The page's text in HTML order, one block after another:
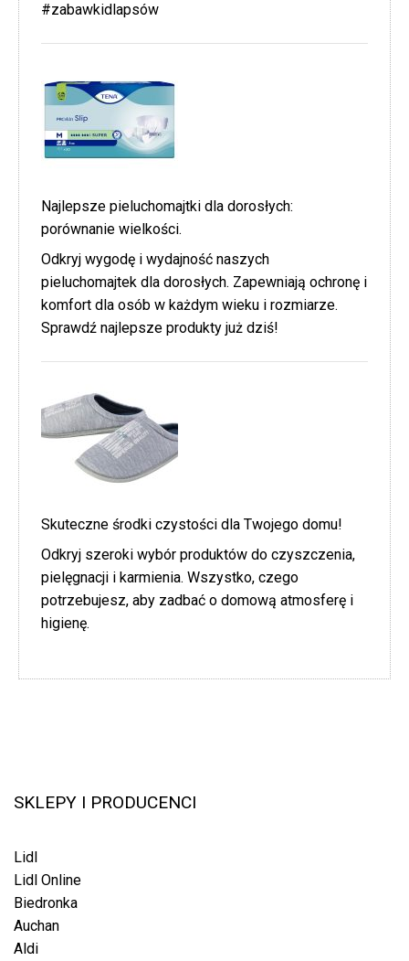
#zabawkidlapsów
Najlepsze pieluchomajtki dla dorosłych:
porównanie wielkości.
Odkryj wygodę i wydajność naszych
pieluchomajtek dla dorosłych. Zapewniają ochronę i
komfort dla osób w każdym wieku i rozmiarze.
Sprawdź najlepsze produkty już dziś!
Skuteczne środki czystości dla Twojego domu!
Odkryj szeroki wybór produktów do czyszczenia,
pielęgnacji i karmienia. Wszystko, czego
potrzebujesz, aby zadbać o domową atmosferę i
higienę.
SKLEPY I PRODUCENCI
Lidl
Lidl Online
Biedronka
Auchan
Aldi